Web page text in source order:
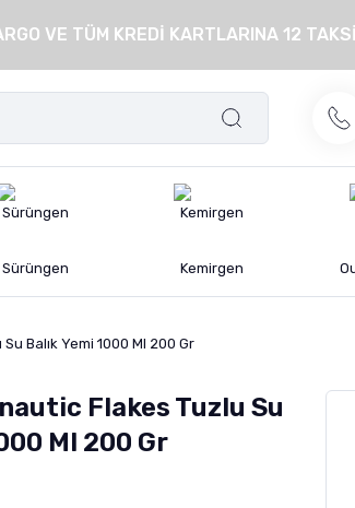
VE TÜM KREDİ KARTLARINA 12
Sürüngen Kemirgen
Balık Yemi 1000 Ml 200 Gr
Flakes Tuzlu Su
Ml 200 Gr